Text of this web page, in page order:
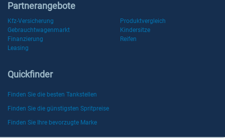
Partnerangebote
Kfz-Versicherung
Produktvergleich
Gebrauchtwagenmarkt
Kindersitze
Finanzierung
Reifen
Leasing
Quickfinder
Finden Sie die besten Tankstellen
Finden Sie die günstigsten Spritpreise
Finden Sie Ihre bevorzugte Marke